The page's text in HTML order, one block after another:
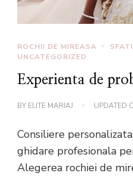
ROCHII DE MIREASA
UNCATEGORIZED
Experienta de
BY ELITE MARIAJ UPDATED
Consiliere
ghidare profesionala
Alegerea rochiei de